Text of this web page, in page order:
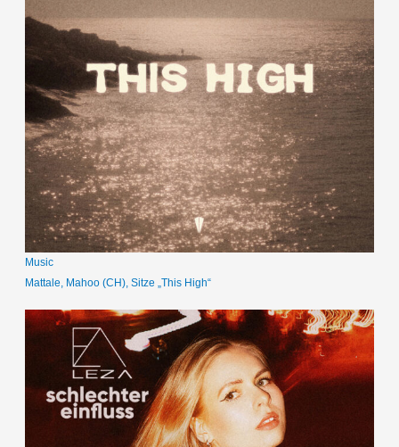
Music
Mattale, Mahoo (CH), Sitze „This High“